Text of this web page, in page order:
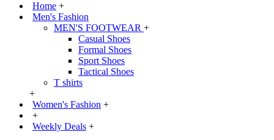
Home +
Men's Fashion
MEN'S FOOTWEAR +
Casual Shoes
Formal Shoes
Sport Shoes
Tactical Shoes
T shirts
+
Women's Fashion +
+
Weekly Deals +